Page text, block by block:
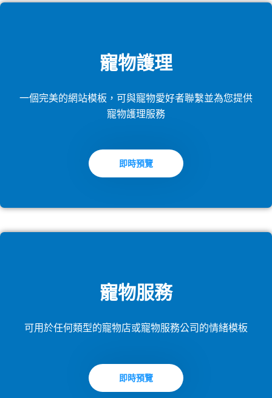
寵物護理
一個完美的網站模板，可與寵物愛好者聯繫並為您提供
寵物護理服務
即時預覽
寵物服務
可用於任何類型的寵物店或寵物服務公司的情緒模板
即時預覽